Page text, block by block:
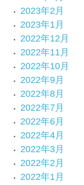
2023年2月
2023年1月
2022年12月
2022年11月
2022年10月
2022年9月
2022年8月
2022年7月
2022年6月
2022年4月
2022年3月
2022年2月
2022年1月